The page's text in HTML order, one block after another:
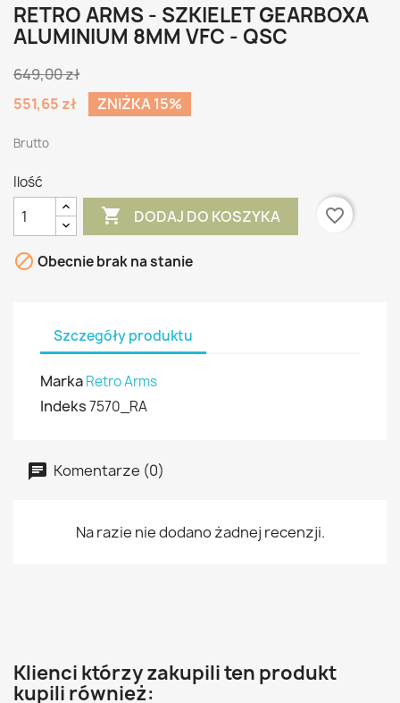
RETRO ARMS - SZKIELET GEARBOXA
ALUMINIUM 8MM VFC - QSC
649,00 zł
551,65 zł
ZNIŻKA 15%
Brutto
Ilość
 DODAJ DO KOSZYKA favorite_border
 Obecnie brak na stanie
Szczegóły produktu
MarkaRetro Arms
Indeks7570_RA
Komentarze (0)
Na razie nie dodano żadnej recenzji.
Klienci którzy zakupili ten produkt
kupili również: